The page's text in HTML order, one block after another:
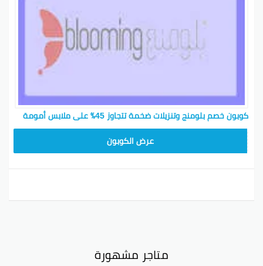
كوبون خصم بلومنج وتنزيلات ضخمة تتجاوز 45٪ على ملابس أمومة
عرض الكوبون
متاجر مشهورة